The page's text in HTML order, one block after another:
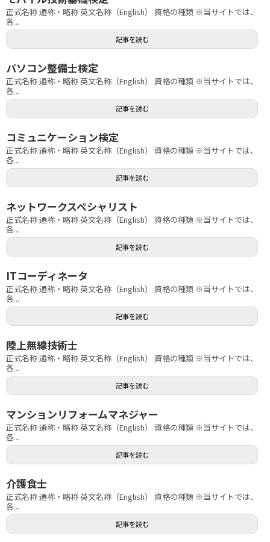
正式名称 通称・略称 英文名称（English） 資格の種類 ※当サイトでは、
各...
記事を読む
パソコン整備士検定
正式名称 通称・略称 英文名称（English） 資格の種類 ※当サイトでは、
各...
記事を読む
コミュニケーション検定
正式名称 通称・略称 英文名称（English） 資格の種類 ※当サイトでは、
各...
記事を読む
ネットワークスペシャリスト
正式名称 通称・略称 英文名称（English） 資格の種類 ※当サイトでは、
各...
記事を読む
ITコーディネータ
正式名称 通称・略称 英文名称（English） 資格の種類 ※当サイトでは、
各...
記事を読む
陸上無線技術士
正式名称 通称・略称 英文名称（English） 資格の種類 ※当サイトでは、
各...
記事を読む
マンションリフォームマネジャー
正式名称 通称・略称 英文名称（English） 資格の種類 ※当サイトでは、
各...
記事を読む
介護食士
正式名称 通称・略称 英文名称（English） 資格の種類 ※当サイトでは、
各...
記事を読む